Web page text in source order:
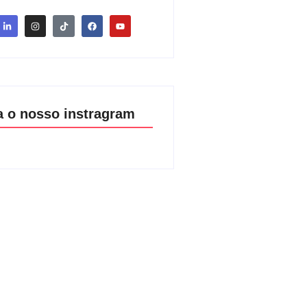
o nosso instragram